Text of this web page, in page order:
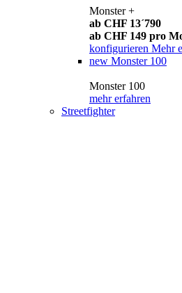
Monster +
ab CHF 13´790
ab CHF 149 pro
konfigurieren Mehr
new Monster 100
Monster 100
mehr erfahren
Streetfighter